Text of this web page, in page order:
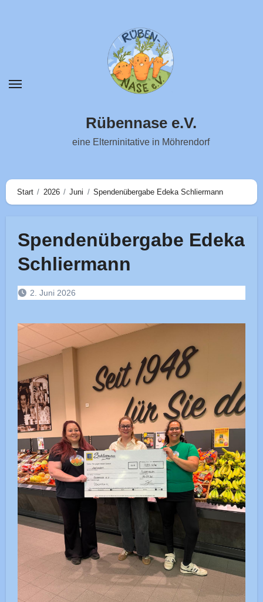
Rübennase e.V.
eine Elterninitative in Möhrendorf
Start 2026 Juni Spendenübergabe Edeka Schliermann
Spendenübergabe Edeka
Schliermann
2. Juni 2026